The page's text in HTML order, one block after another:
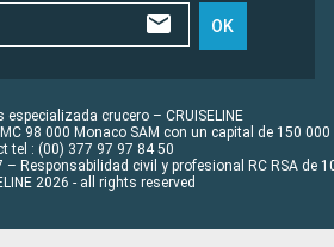
OK
especializada crucero – CRUISELINE
98 000 Monaco SAM con un capital de 150 000
tel : (00) 377 97 97 84 50
Responsabilidad civil y profesional RC RSA de
2026 - all rights reserved